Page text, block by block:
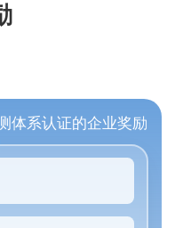
体系认证的企业奖励